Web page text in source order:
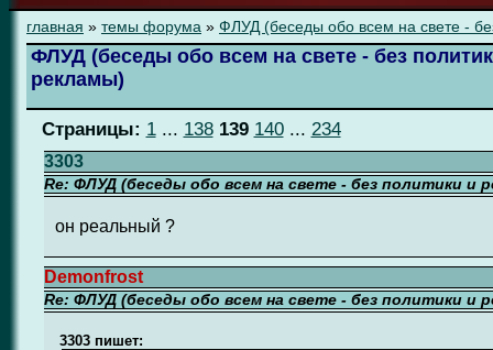
главная » темы форума » ФЛУД (беседы обо всем на свете -
ФЛУД (беседы обо всем на свете - без
рекламы)
Страницы: 1... 138 139 140... 234
3303
Re: ФЛУД (беседы обо всем на свете - без политики и
он реальный ?
Demonfrost
Re: ФЛУД (беседы обо всем на свете - без политики и
3303 пишет: